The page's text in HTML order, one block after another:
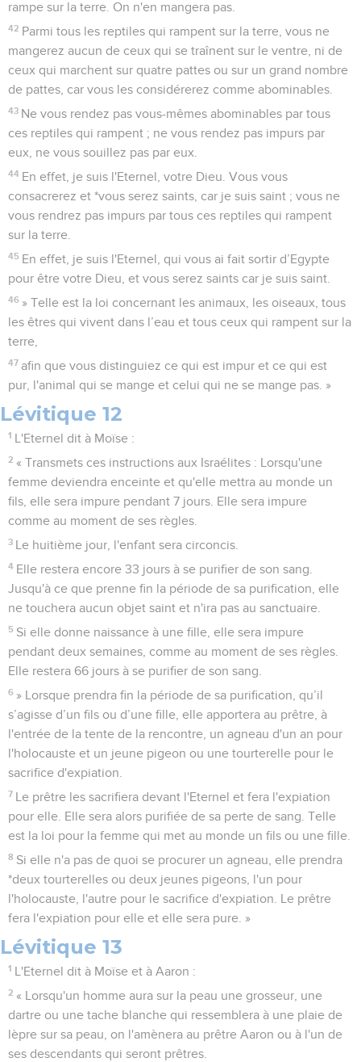
rampe sur la terre. On n'en mangera pas.
42 Parmi tous les reptiles qui rampent sur la terre, vous ne
mangerez aucun de ceux qui se traînent sur le ventre, ni de
ceux qui marchent sur quatre pattes ou sur un grand nombre
de pattes, car vous les considérerez comme abominables.
43 Ne vous rendez pas vous-mêmes abominables par tous
ces reptiles qui rampent ; ne vous rendez pas impurs par
eux, ne vous souillez pas par eux.
44 En effet, je suis l'Eternel, votre Dieu. Vous vous
consacrerez et *vous serez saints, car je suis saint ; vous ne
vous rendrez pas impurs par tous ces reptiles qui rampent
sur la terre.
45 En effet, je suis l'Eternel, qui vous ai fait sortir d’Egypte
pour être votre Dieu, et vous serez saints car je suis saint.
46 » Telle est la loi concernant les animaux, les oiseaux, tous
les êtres qui vivent dans l’eau et tous ceux qui rampent sur la
terre,
47 afin que vous distinguiez ce qui est impur et ce qui est
pur, l'animal qui se mange et celui qui ne se mange pas. »
Lévitique 12
1 L'Eternel dit à Moïse :
2 « Transmets ces instructions aux Israélites : Lorsqu'une
femme deviendra enceinte et qu'elle mettra au monde un
fils, elle sera impure pendant 7 jours. Elle sera impure
comme au moment de ses règles.
3 Le huitième jour, l'enfant sera circoncis.
4 Elle restera encore 33 jours à se purifier de son sang.
Jusqu'à ce que prenne fin la période de sa purification, elle
ne touchera aucun objet saint et n'ira pas au sanctuaire.
5 Si elle donne naissance à une fille, elle sera impure
pendant deux semaines, comme au moment de ses règles.
Elle restera 66 jours à se purifier de son sang.
6 » Lorsque prendra fin la période de sa purification, qu’il
s’agisse d’un fils ou d’une fille, elle apportera au prêtre, à
l'entrée de la tente de la rencontre, un agneau d'un an pour
l'holocauste et un jeune pigeon ou une tourterelle pour le
sacrifice d'expiation.
7
Le prêtre les sacrifiera devant l'Eternel et fera l'expiation
pour elle. Elle sera alors purifiée de sa perte de sang. Telle
est la loi pour la femme qui met au monde un fils ou une fille.
8 Si elle n'a pas de quoi se procurer un agneau, elle prendra
*deux tourterelles ou deux jeunes pigeons, l'un pour
l'holocauste, l'autre pour le sacrifice d'expiation. Le prêtre
fera l'expiation pour elle et elle sera pure. »
Lévitique 13
1 L'Eternel dit à Moïse et à Aaron :
2 « Lorsqu'un homme aura sur la peau une grosseur, une
dartre ou une tache blanche qui ressemblera à une plaie de
lèpre sur sa peau, on l'amènera au prêtre Aaron ou à l'un de
ses descendants qui seront prêtres.